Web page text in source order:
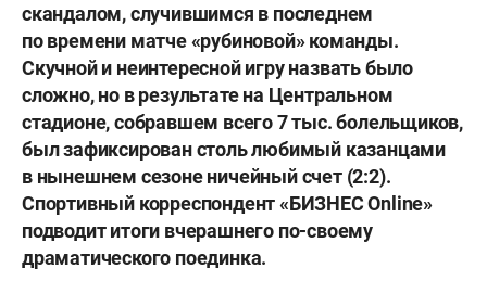
скандалом, случившимся в последнем
по времени матче «рубиновой» команды.
Скучной и неинтересной игру назвать было
сложно, но в результате на Центральном
стадионе, собравшем всего 7 тыс. болельщиков,
был зафиксирован столь любимый казанцами
в нынешнем сезоне ничейный счет (2:2).
Спортивный корреспондент «БИЗНЕС Online»
подводит итоги вчерашнего по-своему
драматического поединка.